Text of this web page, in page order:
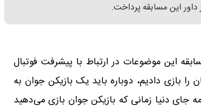
داور این مسابقه پرداخت.
این موضوعات در ارتباط با پیشرفت فوتبال
بازی دادیم، دوباره باید یک بازیکن جوان به
جای دنیا زمانی که بازیکن جوان بازی می‌دهید